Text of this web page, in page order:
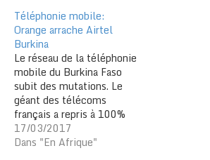
Téléphonie mobile:
Orange arrache Airtel
Burkina
Le réseau de la téléphonie
mobile du Burkina Faso
subit des mutations. Le
géant des télécoms
français a repris à 100%
Airtel Burkina sous
Orange Burkina. Depuis le
17/03/2017
Dans "En Afrique"